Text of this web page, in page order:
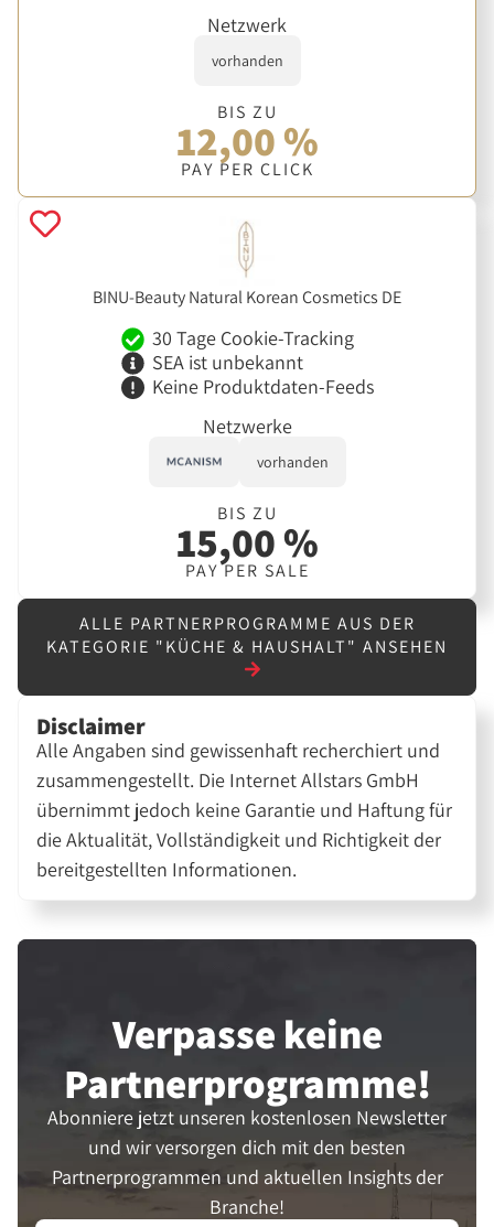
Netzwerk
vorhanden
BIS ZU
12,00 %
PAY PER CLICK
BINU-Beauty Natural Korean Cosmetics DE
30 Tage Cookie-Tracking
SEA ist unbekannt
Keine Produktdaten-Feeds
Netzwerke
vorhanden
BIS ZU
15,00 %
PAY PER SALE
ALLE PARTNERPROGRAMME AUS DER
KATEGORIE "KÜCHE & HAUSHALT" ANSEHEN
Disclaimer
Alle Angaben sind gewissenhaft recherchiert und
zusammengestellt. Die Internet Allstars GmbH
übernimmt jedoch keine Garantie und Haftung für
die Aktualität, Vollständigkeit und Richtigkeit der
bereitgestellten Informationen.
Verpasse keine
Partner­programme!
Abonniere jetzt unseren kostenlosen Newsletter
und wir versorgen dich mit den besten
Partnerprogrammen und aktuellen Insights der
Branche!